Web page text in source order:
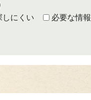
しにくい 必要な情